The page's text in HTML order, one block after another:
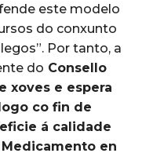
este modelo
do conxunto
Por tanto, a
do Consello
xoves e espera
co fin de
á calidade
en